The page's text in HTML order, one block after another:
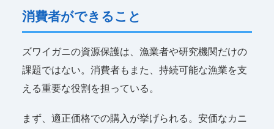
消費者ができること
ズワイガニの資源保護は、漁業者や研究機関だけの
課題ではない。消費者もまた、持続可能な漁業を支
える重要な役割を担っている。
まず、適正価格での購入が挙げられる。安価なカニ